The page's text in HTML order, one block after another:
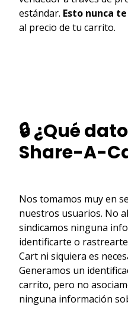
estándar. Esto nunca
al precio de tu carrito.
🔒 ¿Qué
Share-A-
Nos tomamos muy en
nuestros usuarios. No
sindicamos ninguna
identificarte o
Cart ni siquiera es
Generamos un
carrito, pero no
ninguna información